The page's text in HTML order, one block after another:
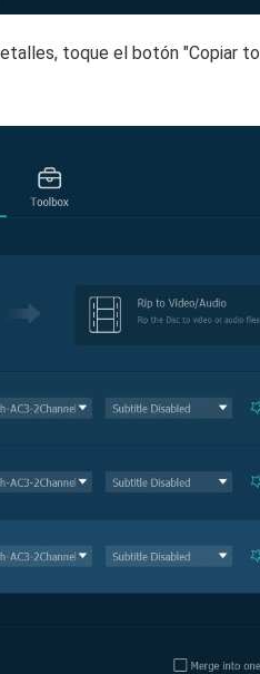
toque el botón "Copiar